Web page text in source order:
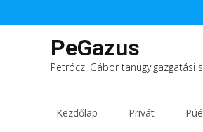
PeGazus
Petróczi Gábor tanügyigazgatási
Kezdőlap Privát